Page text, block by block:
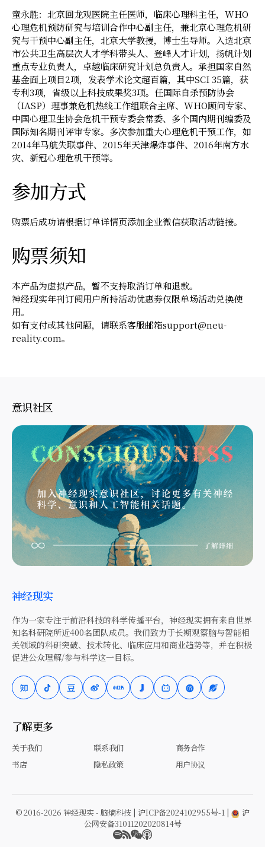
童永胜：北京回龙观医院主任医师，临床心理科主任，WHO
心理危机预防研究与培训合作中心副主任，兼北京心理危机研
究与干预中心副主任，北京大学教授，博士生导师。入选北京
市公共卫生高层次人才学科带头人、登峰人才计划，扬帆计划
重点专业负责人，卓越临床研究计划总负责人。承担国家自然
基金面上项目2项，发表学术论文超百篇，其中SCI 35篇，获
专利3项，省级以上科技成果奖3项。任国际自杀预防协会
（IASP）理事兼危机热线工作组联合主席、WHO顾问专家、
中国心理卫生协会危机干预专委会常委、多个国内期刊编委及
国际知名期刊评审专家。多次参加重大心理危机干预工作，如
2014年马航失联事件、2015年天津爆炸事件、2016年南方水
灾、新冠心理危机干预等。
参加方式
购票后成功请根据订单详情页添加企业微信获取活动链接。
购票须知
本产品为虚拟产品，暂不支持取消订单和退款。
神经现实年刊订阅用户所持活动优惠券仅限单场活动兑换使
用。
如有支付或其他问题，请联系客服邮箱support@neu-
reality.com。
意识社区
神经现实
作为一家专注于前沿科技的科学传播平台，神经现实拥有来自世界
知名科研院所近400名团队成员。我们致力于长期观察脑与智能相
关领域的科研突破、技术转化、临床应用和商业趋势等，并在积极
促进公众理解/参与科学这一目标。
了解更多
关于我们 联系我们
商务合作
书店
隐私政策 用户协议
© 2016-2026 神经现实 - 脑熵科技 | 沪ICP备2024102955号-1 |
沪
公网安备31011202020814号